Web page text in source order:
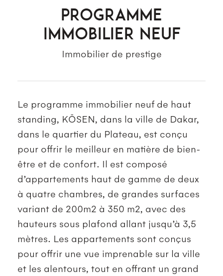
Programme
immobilier neuf
Immobilier de prestige
Le programme immobilier neuf de haut
standing, KŌSEN, dans la ville de Dakar,
dans le quartier du Plateau, est conçu
pour offrir le meilleur en matière de bien-
être et de confort. Il est composé
d’appartements haut de gamme de deux
à quatre chambres, de grandes surfaces
variant de 200m2 à 350 m2, avec des
hauteurs sous plafond allant jusqu’à 3,5
mètres. Les appartements sont conçus
pour offrir une vue imprenable sur la ville
et les alentours, tout en offrant un grand